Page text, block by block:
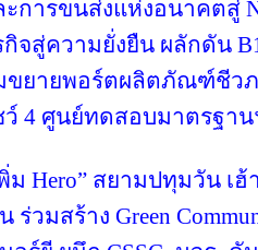
การขนส่งแห่งอนาคตสู่
กิจสู่ความยั่งยืน ผลักดัน
ขยายพอร์ตผลิตภัณฑ์ชีว
4 ศูนย์ทดสอบมาตรฐาน
ม Hero” สยามปทุมวัน เฮ้
ร่วมสร้าง Green